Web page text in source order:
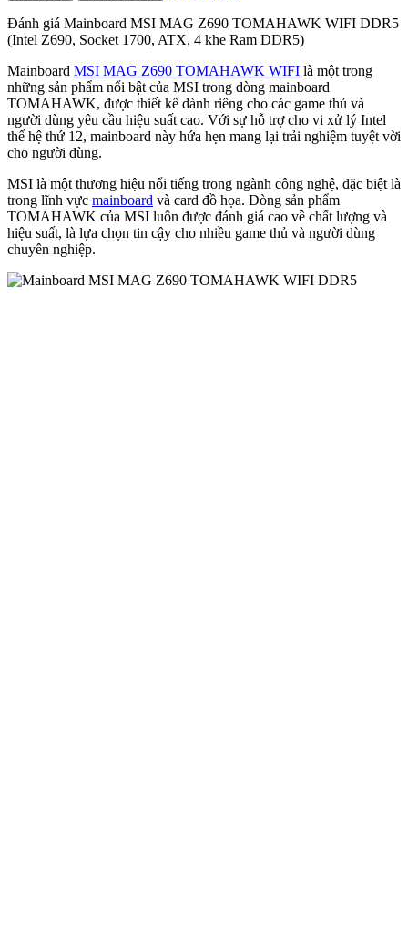
Đánh giá Mainboard MSI MAG Z690 TOMAHAWK WIFI DDR5
(Intel Z690, Socket 1700, ATX, 4 khe Ram DDR5)
Mainboard MSI MAG Z690 TOMAHAWK WIFI là một trong
những sản phẩm nổi bật của MSI trong dòng mainboard
TOMAHAWK, được thiết kế dành riêng cho các game thủ và
người dùng yêu cầu hiệu suất cao. Với sự hỗ trợ cho vi xử lý Intel
thế hệ thứ 12, mainboard này hứa hẹn mang lại trải nghiệm tuyệt vời
cho người dùng.
MSI là một thương hiệu nổi tiếng trong ngành công nghệ, đặc biệt là
trong lĩnh vực mainboard và card đồ họa. Dòng sản phẩm
TOMAHAWK của MSI luôn được đánh giá cao về chất lượng và
hiệu suất, là lựa chọn tin cậy cho nhiều game thủ và người dùng
chuyên nghiệp.